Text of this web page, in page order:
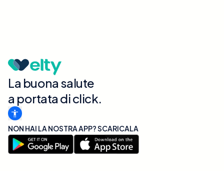
La buona salute
a portata di click.
NON HAI LA NOSTRA APP? SCARICALA